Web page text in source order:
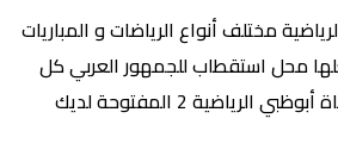
مختلف أنواع الرياضات و المباريات
محل استقطاب للجمهور العربي كل
ما عليك إضافة تـردد قناة أبوظبي الرياضية 2 المفتوحة لديك